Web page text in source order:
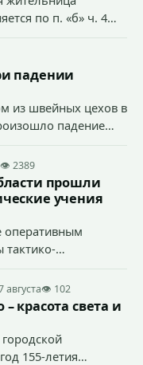
по п. «б» ч. 4
падении
из швейных цехов в
падение
👁 2389
прошли
учения
оперативным
на объекте
власти.
августа👁 102
красота света и
155-летия